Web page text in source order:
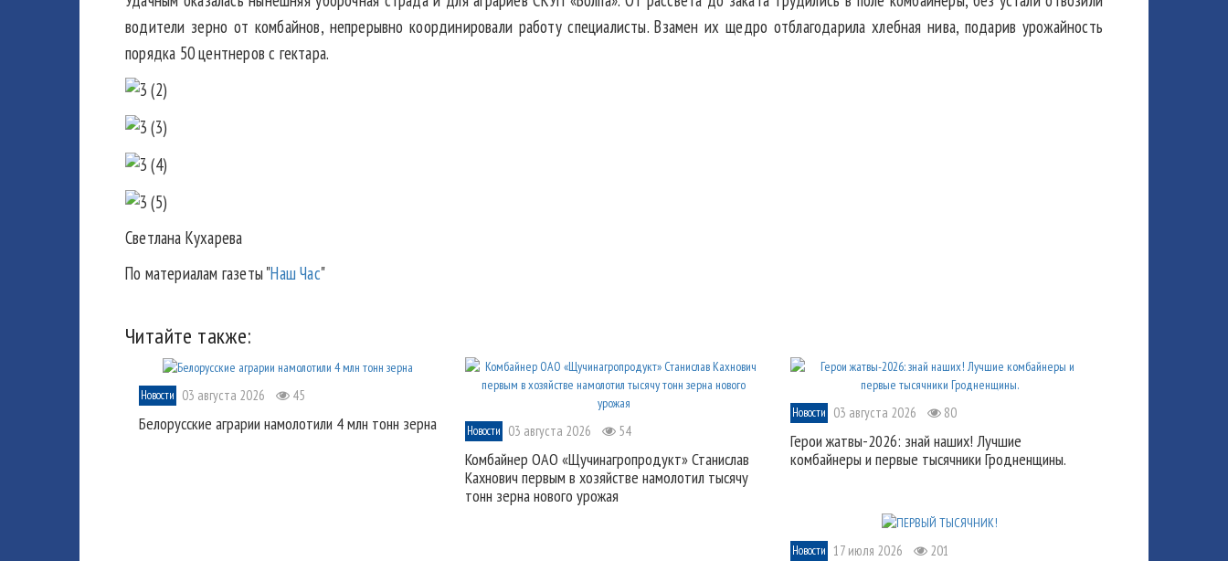
водители зерно от комбайнов, непрерывно координировали работу специалисты. Взамен их щедро отблагодарила хлебная нива, подарив урожайность
порядка 50 центнеров с гектара.
Светлана Кухарева
По материалам газеты "Наш Час"
Читайте также:
Новости 03 августа 2026 45
Белорусские аграрии намолотили 4 млн тонн зерна Новости 03 августа 2026 54
Комбайнер ОАО «Щучинагропродукт» Станислав
Кахнович первым в хозяйстве намолотил тысячу
тонн зерна нового урожая
Новости 03 августа 2026 80
Герои жатвы-2026: знай наших! Лучшие
комбайнеры и первые тысячники Гродненщины.
Новости 17 июля 2026 201